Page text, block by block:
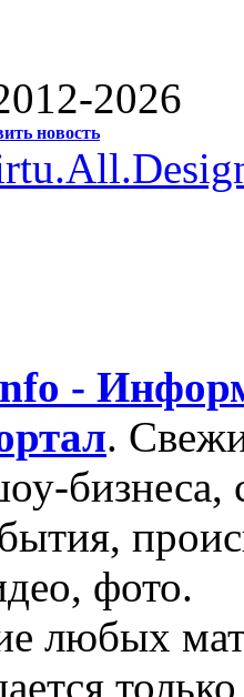
2026
новость
-
.
бизнеса,
фото.
любых